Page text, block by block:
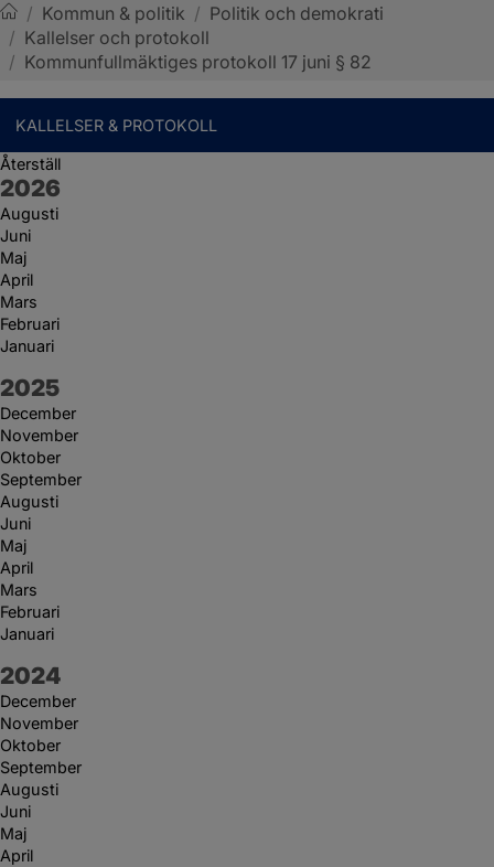
Sotenäs kommun
/ Kommun & politik / Politik och demokrati
/ Kallelser och protokoll
/ Kommunfullmäktiges protokoll 17 juni § 82
KALLELSER & PROTOKOLL
Återställ
År:
2026
Augusti
Juni
Maj
April
Mars
Februari
Januari
År:
2025
December
November
Oktober
September
Augusti
Juni
Maj
April
Mars
Februari
Januari
År:
2024
December
November
Oktober
September
Augusti
Juni
Maj
April